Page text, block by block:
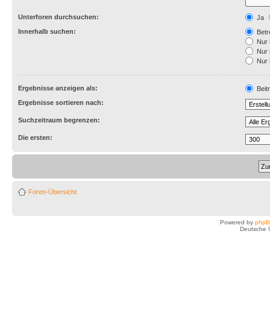
Unterforen durchsuchen:
Ja
Innerhalb suchen:
Nur
Nur
Nur
Ergebnisse anzeigen als:
Ergebnisse sortieren nach:
Suchzeitraum begrenzen:
Die ersten:
Foren-Übersicht
Powered by
Deutsche